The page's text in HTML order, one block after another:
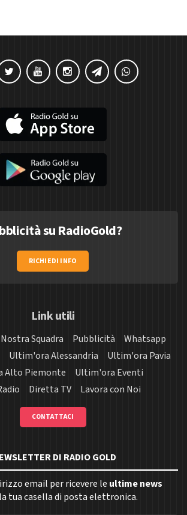
su RadioGold?
RICHIEDI INFO
Link utili
Squadra Pubblicità
Whatsapp
Ultim'ora Alessandria
Ultim'ora Pavia
Alto Piemonte
Ultim'ora Eventi
Diretta TV Lavora con Noi
CONTATTACI
DI RADIO GOLD
email per ricevere le ultime news
tua casella di posta elettronica.